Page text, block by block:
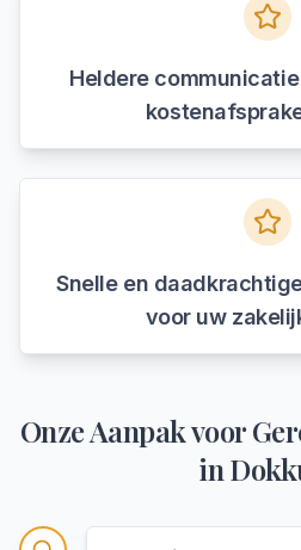
Heldere
Snelle en
voor uw
Onze Aanpak voor
in